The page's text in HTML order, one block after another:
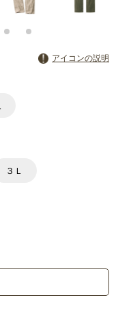
アイコンの説明
３Ｌ